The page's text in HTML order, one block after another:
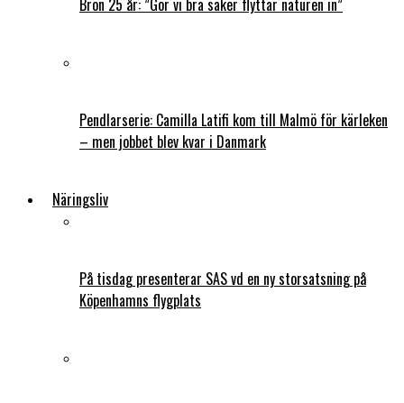
Pendlarserie: Camilla Latifi kom till Malmö för kärleken
– men jobbet blev kvar i Danmark
Näringsliv
På tisdag presenterar SAS vd en ny storsatsning på
Köpenhamns flygplats